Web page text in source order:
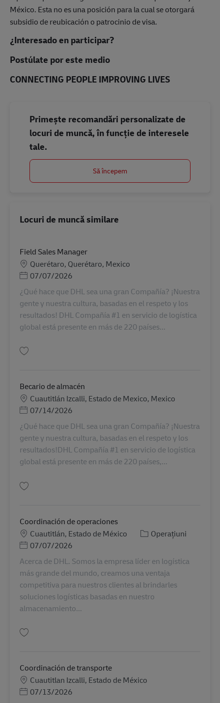
México. Esta no es una posición para la cual se otorgará
subsidio de reubicación o patrocinio de visa.
¿Interesado en participar?
Postúlate por este medio
CONNECTING PEOPLE IMPROVING LIVES
Primește recomandări personalizate de
locuri de muncă, în funcție de interesele
tale.
Să începem
Locuri de muncă similare
Field Sales Manager
Locație
Querétaro, Querétaro, Mexico
Posted Date
07/07/2026
¿Qué hace que DHL sea una gran Compañía? ¡Nuestra
gente y nuestra cultura, basadas en el respeto y los
resultados! DHL Compañía #1 en servicio de logística
global está presente en más de 220 países...
Becario de almacén
Locație
Cuautitlán Izcalli, Estado de Mexico, Mexico
Posted Date
07/14/2026
¿Qué hace que DHL sea una gran Compañía? ¡Nuestra
gente y nuestra cultura, basadas en el respeto y los
resultados!DHL Compañía #1 en servicio de logística
global está presente en más de 220 países,...
Coordinación de operaciones
Locație
Cuautitlán, Estado de México Categorie
Operațiuni
Posted Date
07/07/2026
Acerca de DHL. Somos la empresa líder en logística
más grande del mundo, creamos una ventaja
competitiva para nuestros clientes al brindarles
soluciones logísticas basadas en nuestro
almacenamiento...
Coordinación de transporte
Locație
Cuautitlan Izcalli, Estado de México
Posted Date
07/13/2026